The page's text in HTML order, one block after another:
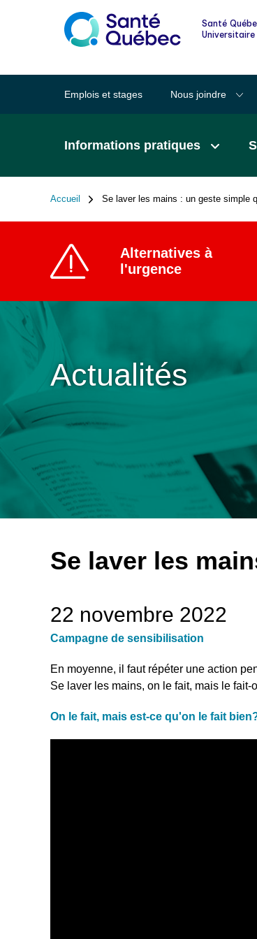
Santé
Universitaire
Emplois et stages Nous joindre
Informations pratiques
Informations pour les familles et
proches
Signalement à la DPJ
Accueil Se laver les mains : un geste simple
Alternatives à
l'urgence
Actualités
Se laver les
22 novembre 2022
Campagne de sensibilisation
En moyenne, il faut répéter une action
Se laver les mains, on le fait, mais le
On le fait, mais est-ce qu'on le fait